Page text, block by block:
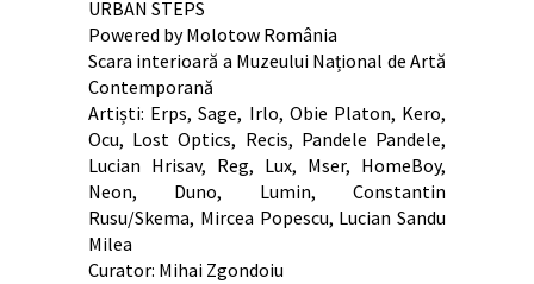
URBAN STEPS
Powered by Molotow România
Scara interioară a Muzeului Național de Artă
Contemporană
Artiști: Erps, Sage, Irlo, Obie Platon, Kero,
Ocu, Lost Optics, Recis, Pandele Pandele,
Lucian Hrisav, Reg, Lux, Mser, HomeBoy,
Neon, Duno, Lumin, Constantin
Rusu/Skema, Mircea Popescu, Lucian Sandu
Milea
Curator: Mihai Zgondoiu